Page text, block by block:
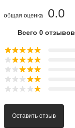
0.0
общая оценка
Всего 0 отзывов
Оставить отзыв